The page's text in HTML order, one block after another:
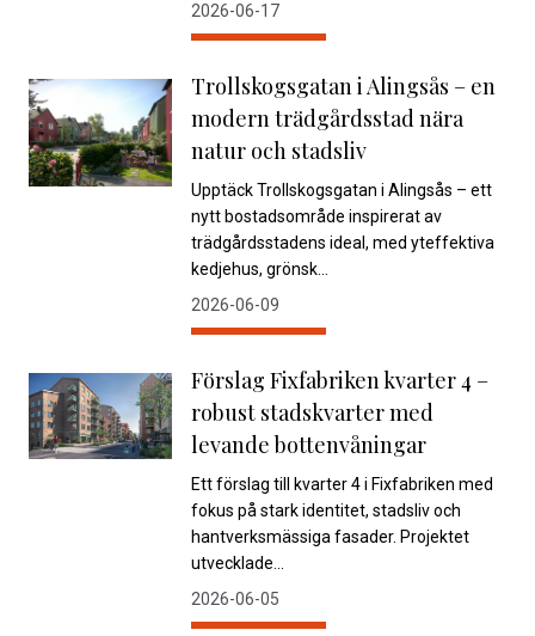
2026-06-17
Trollskogsgatan i Alingsås – en
modern trädgårdsstad nära
natur och stadsliv
Upptäck Trollskogsgatan i Alingsås – ett
nytt bostadsområde inspirerat av
trädgårdsstadens ideal, med yteffektiva
kedjehus, grönsk...
2026-06-09
Förslag Fixfabriken kvarter 4 –
robust stadskvarter med
levande bottenvåningar
Ett förslag till kvarter 4 i Fixfabriken med
fokus på stark identitet, stadsliv och
hantverksmässiga fasader. Projektet
utvecklade...
2026-06-05